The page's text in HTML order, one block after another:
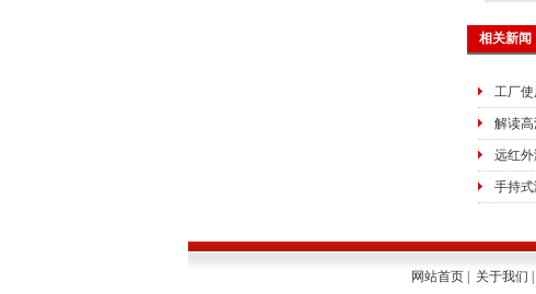
相关新闻
工厂
解读
远红
手持
网站首页| 关于我们